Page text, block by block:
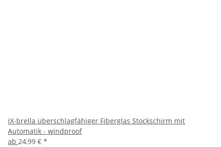
iX-brella überschlagfähiger Fiberglas Stockschirm mit
Automatik - windproof
ab 24,99 € *